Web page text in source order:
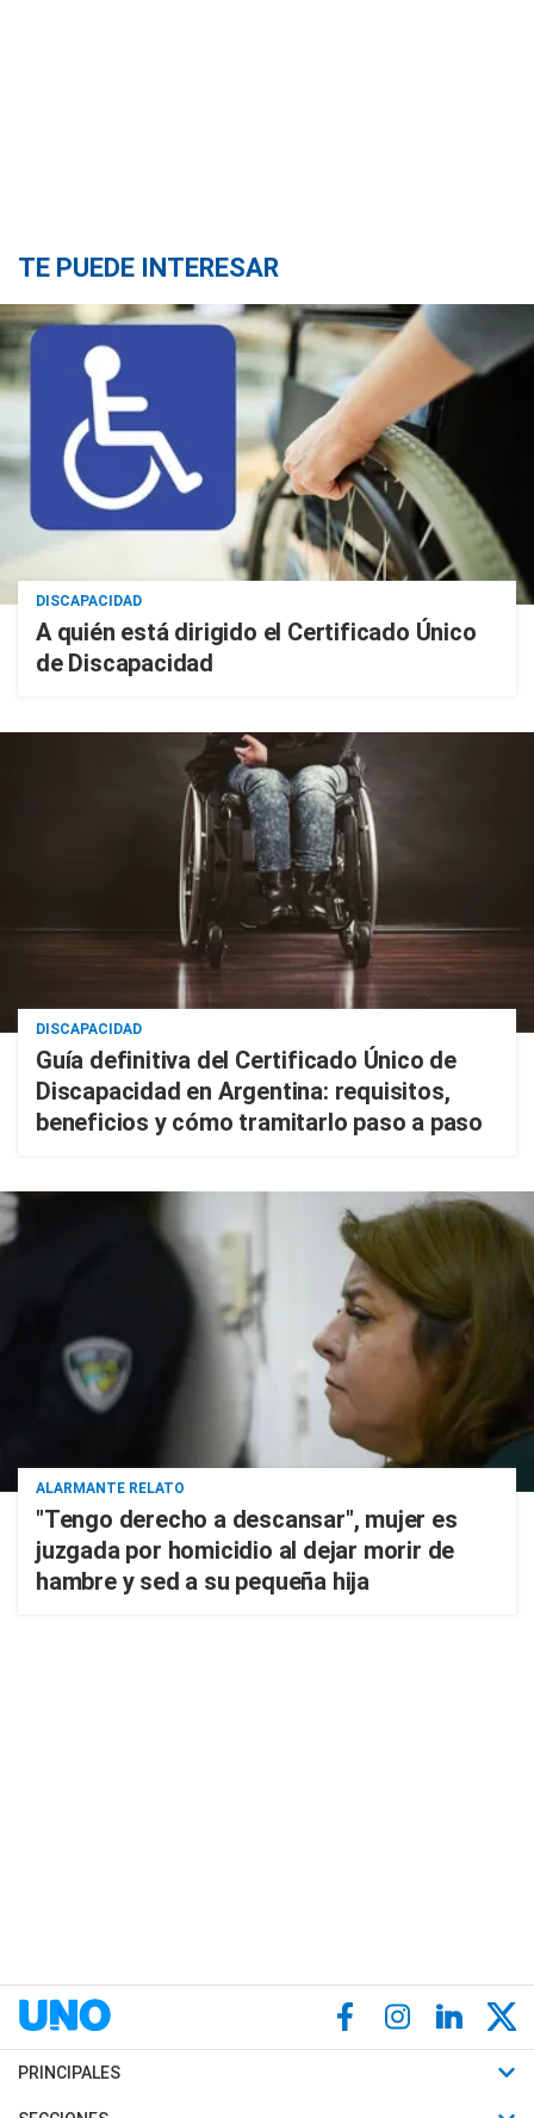
TE PUEDE INTERESAR
DISCAPACIDAD
A quién está dirigido el Certificado Único
de Discapacidad
DISCAPACIDAD
Guía definitiva del Certificado Único de
Discapacidad en Argentina: requisitos,
beneficios y cómo tramitarlo paso a paso
ALARMANTE RELATO
"Tengo derecho a descansar", mujer es
juzgada por homicidio al dejar morir de
hambre y sed a su pequeña hija
PRINCIPALES